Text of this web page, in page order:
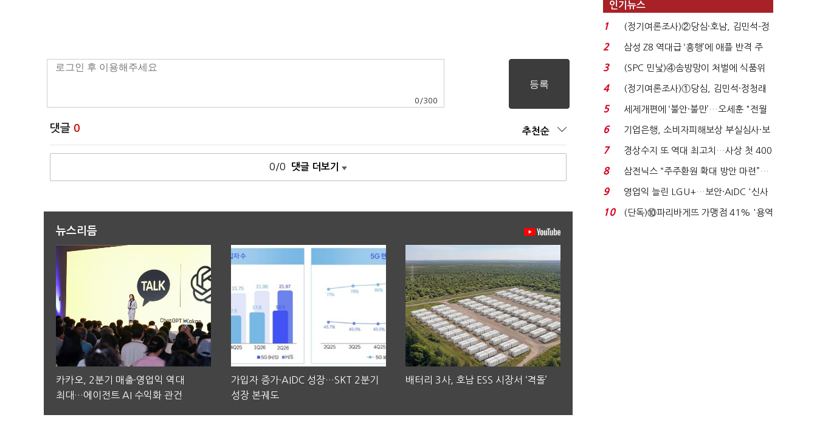
0 /300
댓글 0 추천순
0/0 댓글 더보기
뉴스리듬
카카오, 2분기 매출·영업익 역대
최대…에이전트 AI 수익화 관건
가입자 증가·AIDC 성장…SKT 2분기
성장 본궤도
배터리 3사, 호남 ESS 시장서 ‘격돌’
인기뉴스
1
(정기여론조사)②당심·호남, 김민석-정
청래 '초접전'...
2
삼성 Z8 역대급 ‘흥행’에 애플 반격 주
목…9월 ‘폴...
3
(SPC 민낯)④솜방망이 처벌에 식품위
생법 위반 반복...
4
(정기여론조사)①당심, 김민석·정청래
'초접전'…대통령 ...
5
세제개편에 ‘불안·불만’…오세훈 "전월
세 구하기 더 ...
6
기업은행, 소비자피해보상 부실심사·보
이스피싱 공시 ...
7
경상수지 또 역대 최고치…사상 첫 400
억달러에 '3% 성...
8
삼전닉스 “주주환원 확대 방안 마련”…
로이터에 성명...
9
영업익 늘린 LGU+…보안·AIDC '신사
업 드라이브'...
10
(단독)⑩파리바게뜨 가맹점 41% '용역